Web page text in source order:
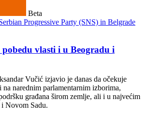
Beta
vlasti i u Beogradu i
Vučić izjavio je danas da očekuje
na narednim parlamentarnim izborima,
građana širom zemlje, ali i u najvećim
Novom Sadu.